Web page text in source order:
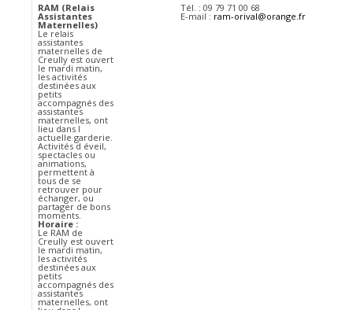
RAM (Relais
Assistantes
Maternelles)
Le relais
assistantes
maternelles de
Creully est ouvert
le mardi matin,
les activités
destinées aux
petits
accompagnés des
assistantes
maternelles, ont
lieu dans l
actuelle garderie.
Activités d éveil,
spectacles ou
animations,
permettent à
tous de se
retrouver pour
échanger, ou
partager de bons
moments.
Horaire :
Le RAM de
Creully est ouvert
le mardi matin,
les activités
destinées aux
petits
accompagnés des
assistantes
maternelles, ont
Tél. : 09 79 71 00 68
E-mail : ram-orival@orange.fr